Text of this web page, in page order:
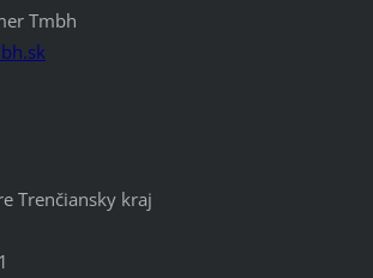
Tmbh
Trenčiansky kraj